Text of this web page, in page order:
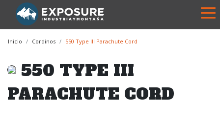
Inicio Cordinos 550 Type III Parachute Cord
550 TYPE III
PARACHUTE CORD